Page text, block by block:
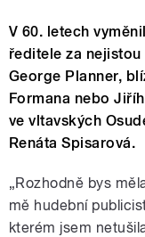
V 60. letech
ředitele za
George Planner,
Formana nebo
ve vltavských
Renáta Spisarová.
„Rozhodně bys
mě hudební
kterém jsem